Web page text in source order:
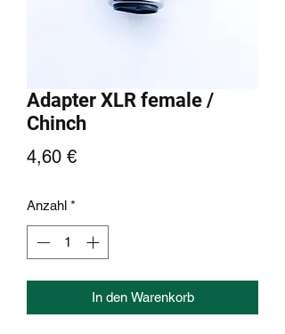
Adapter XLR female /
Chinch
4,60 €Preis
Anzahl *
In den Warenkorb